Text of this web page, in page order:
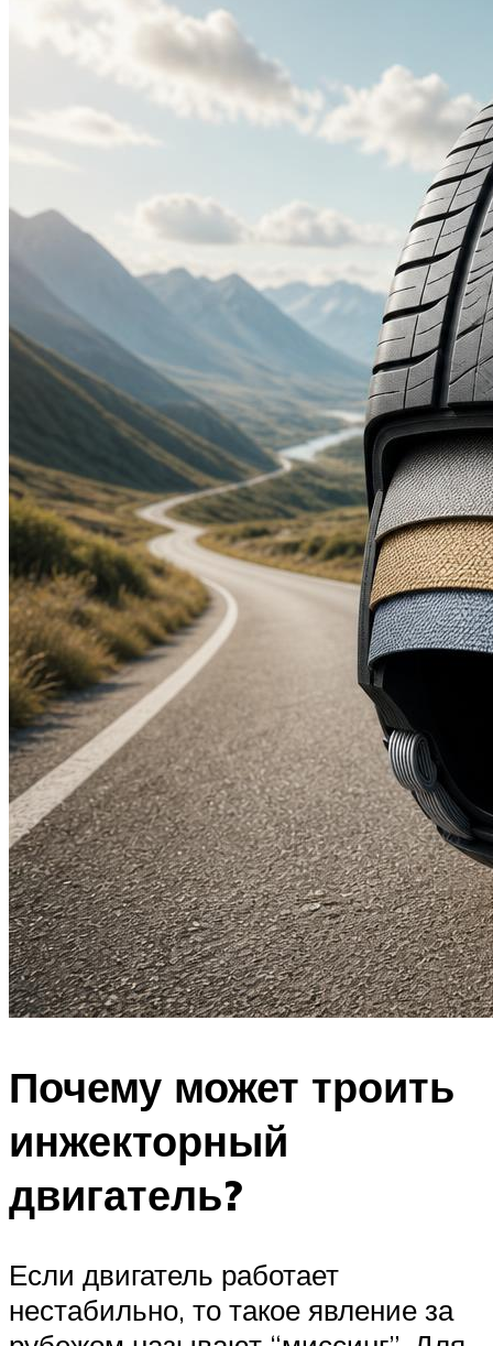
Почему может троить
инжекторный
двигатель?
Если двигатель работает
нестабильно, то такое явление за